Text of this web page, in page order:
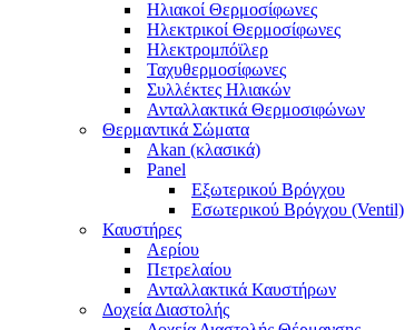
Ηλιακοί Θερμοσίφωνες
Ηλεκτρικοί Θερμοσίφωνες
Ηλεκτρομπόϊλερ
Ταχυθερμοσίφωνες
Συλλέκτες Ηλιακών
Ανταλλακτικά Θερμοσιφώνων
Θερμαντικά Σώματα
Akan (κλασικά)
Panel
Εξωτερικού Βρόγχου
Εσωτερικού Βρόγχου (Ventil)
Καυστήρες
Αερίου
Πετρελαίου
Ανταλλακτικά Καυστήρων
Δοχεία Διαστολής